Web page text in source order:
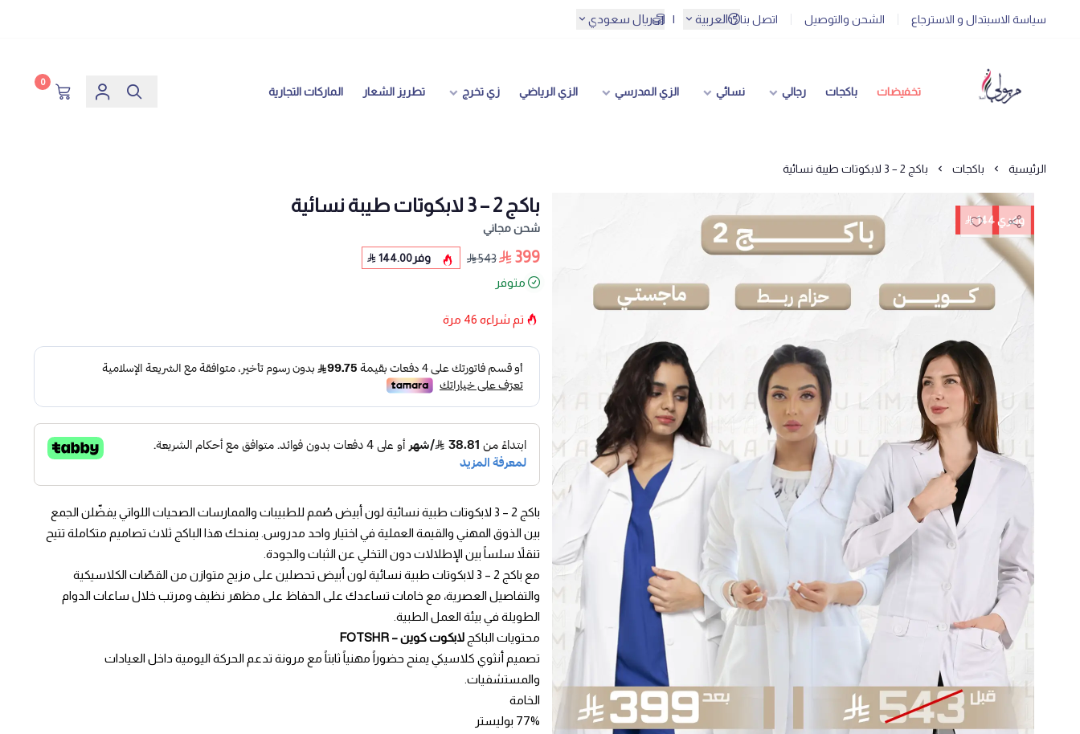
سياسة الاسبتدال و الاسترجاع الشحن والتوصيل اتصل بنا العربية | ريال سعودي
تخفيضات باكجات رجالي نسائي الزي المدرسي الزي الرياضي زي تخرج تطريز الشعار الماركات التجارية
0
الرئيسية باكجات باكج 2 – 3 لابكوتات طيبة نسائية
وفري 144
باكج 2 – 3 لابكوتات طيبة نسائية
شحن مجاني
399
543 وفر144.00
متوفر
تم شراءه 46 مرة
باكج 2 – 3 لابكوتات طبية نسائية لون أبيض صُمم للطبيبات والممارسات الصحيات اللواتي يفضّلن الجمع
بين الذوق المهني والقيمة العملية في اختيار واحد مدروس. يمنحك هذا الباكج ثلاث تصاميم متكاملة تتيح
تنقلاً سلساً بين الإطلالات دون التخلي عن الثبات والجودة.
مع باكج 2 – 3 لابكوتات طبية نسائية لون أبيض تحصلين على مزيج متوازن من القصّات الكلاسيكية
والتفاصيل العصرية، مع خامات تساعدك على الحفاظ على مظهر نظيف ومرتب خلال ساعات الدوام
الطويلة في بيئة العمل الطبية.
محتويات الباكج لابكوت كوين – FOTSHR
تصميم أنثوي كلاسيكي يمنح حضوراً مهنياً ثابتاً مع مرونة تدعم الحركة اليومية داخل العيادات
والمستشفيات.
الخامة
77% بوليستر